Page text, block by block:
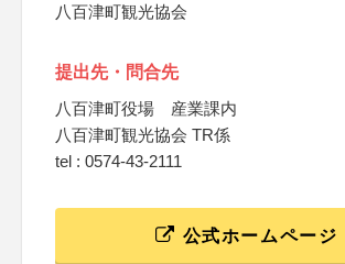
八百津町観光協会
提出先・問合先
八百津町役場 産業課内
八百津町観光協会 TR係
tel : 0574-43-2111
公式ホームページ